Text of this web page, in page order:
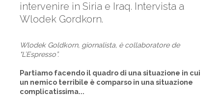
intervenire in Siria e Iraq. Intervista a
Wlodek Gordkorn.
Wlodek Goldkorn, giornalista, è collaboratore de
"L’Espresso”.
Partiamo facendo il quadro di una situazione in cui
un nemico terribile è comparso in una situazione
complicatissima...